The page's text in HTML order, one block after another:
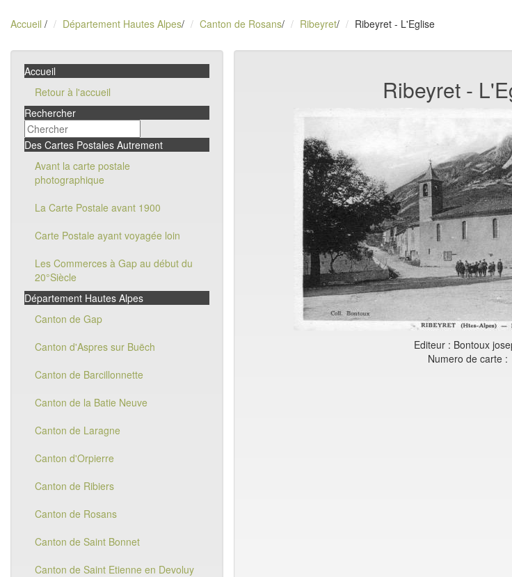
Accueil / Département Hautes Alpes/ Canton de Rosans/ Ribeyret/ Ribeyret - L'Eglise
Accueil
Retour à l'accueil
Rechercher
Des Cartes Postales Autrement
Avant la carte postale
photographique
La Carte Postale avant 1900
Carte Postale ayant voyagée loin
Les Commerces à Gap au début du
20°Siècle
Département Hautes Alpes
Canton de Gap
Canton d'Aspres sur Buëch
Canton de Barcillonnette
Canton de la Batie Neuve
Canton de Laragne
Canton d'Orpierre
Canton de Ribiers
Canton de Rosans
Canton de Saint Bonnet
Canton de Saint Etienne en Devoluy
Ribeyret -
Editeur : Bontoux
Numero de carte :